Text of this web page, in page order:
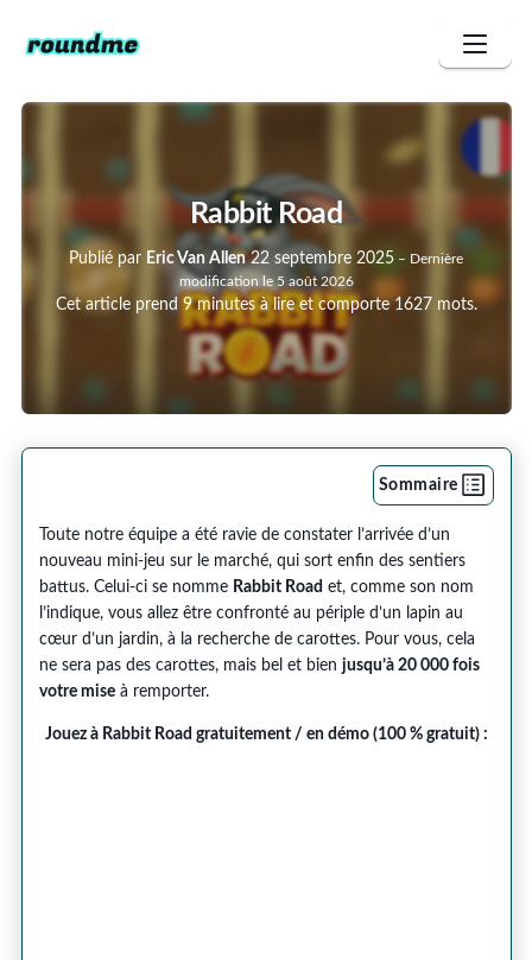
Rabbit Road
Publié par Eric Van Allen 22 septembre 2025 – Dernière
modification le 5 août 2026
Cet article prend 9 minutes à lire et comporte 1627 mots.
Sommaire
Toute notre équipe a été ravie de constater l’arrivée d’un
nouveau mini-jeu sur le marché, qui sort enfin des sentiers
battus. Celui-ci se nomme Rabbit Road et, comme son nom
l’indique, vous allez être confronté au périple d’un lapin au
cœur d’un jardin, à la recherche de carottes. Pour vous, cela
ne sera pas des carottes, mais bel et bien jusqu’à 20 000 fois
votre miseà remporter.
Jouez à Rabbit Road gratuitement / en démo (100 % gratuit) :